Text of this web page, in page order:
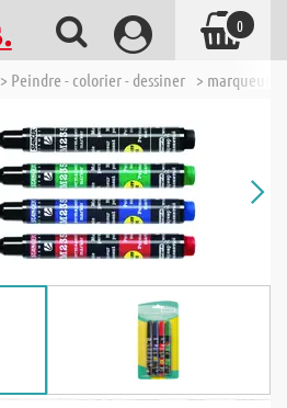
> Peindre - colorier - dessiner > marqueur
0